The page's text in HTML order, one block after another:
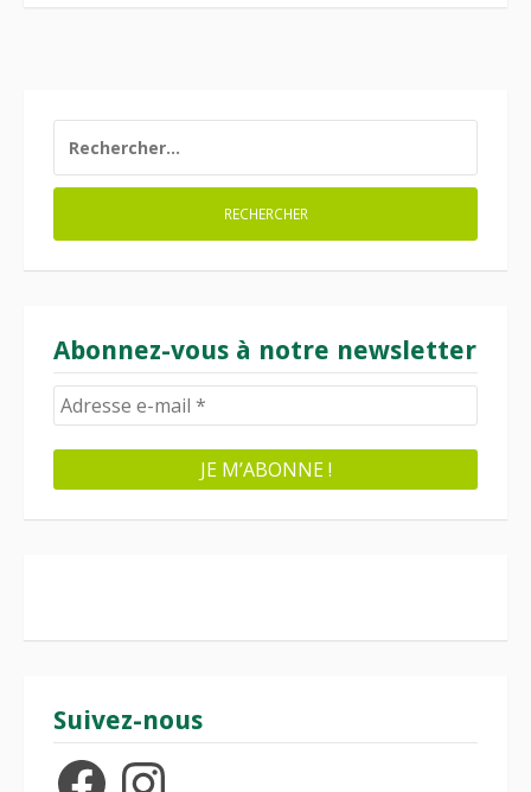
Abonnez-vous à notre newsletter
Suivez-nous
FacebookInstagram